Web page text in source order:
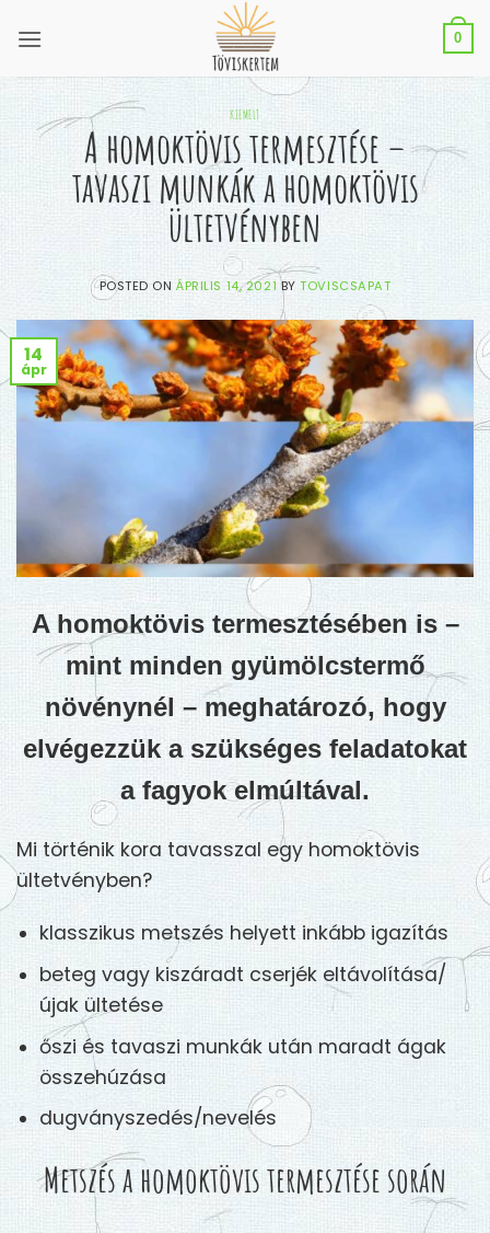
0
KIEMELT
A homoktövis termesztése –
tavaszi munkák a homoktövis
ültetvényben
POSTED ONÁPRILIS 14, 2021 BYTOVISCSAPAT
14
ápr
A homoktövis termesztésében is –
mint minden gyümölcstermő
növénynél – meghatározó, hogy
elvégezzük a szükséges feladatokat
a fagyok elmúltával.
Mi történik kora tavasszal egy homoktövis
ültetvényben?
klasszikus metszés helyett inkább igazítás
beteg vagy kiszáradt cserjék eltávolítása/
újak ültetése
őszi és tavaszi munkák után maradt ágak
összehúzása
dugványszedés/nevelés
Metszés a homoktövis termesztése során